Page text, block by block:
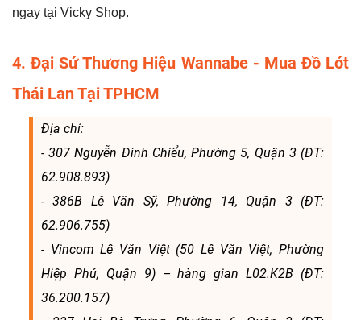
ngay tại Vicky Shop.
4. Đại Sứ Thương Hiệu Wannabe - Mua Đồ Lót
Thái Lan Tại TPHCM
Địa chỉ:
- 307 Nguyễn Đình Chiểu, Phường 5, Quận 3 (ĐT:
62.908.893)
- 386B Lê Văn Sỹ, Phường 14, Quận 3 (ĐT:
62.906.755)
- Vincom Lê Văn Việt (50 Lê Văn Việt, Phường
Hiệp Phú, Quận 9) – hàng gian L02.K2B (ĐT:
36.200.157)